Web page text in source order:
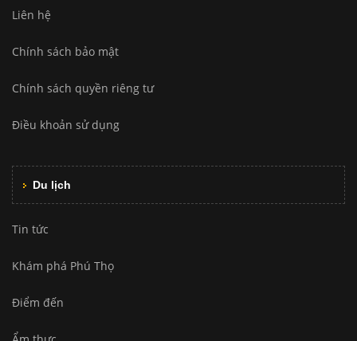
Liên hệ
Chính sách bảo mật
Chính sách quyền riêng tư
Điều khoản sử dụng
Du lịch
Tin tức
Khám phá Phú Thọ
Điểm đến